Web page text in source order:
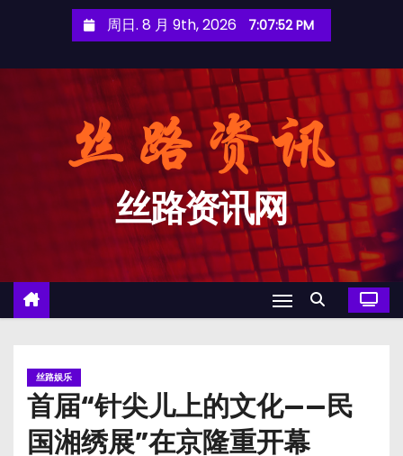
周日. 8 月 9th, 2026 7:07:53 PM
丝路资讯网
丝路娱乐
首届“针尖儿上的文化——民
国湘绣展”在京隆重开幕